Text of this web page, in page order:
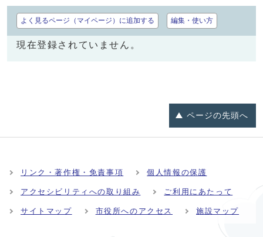
よく見るページ（マイページ）に追加する 編集・使い方
現在登録されていません。
ページの先頭へ
リンク・著作権・免責事項 個人情報の保護
アクセシビリティへの取り組み ご利用にあたって
サイトマップ 市役所へのアクセス 施設マップ